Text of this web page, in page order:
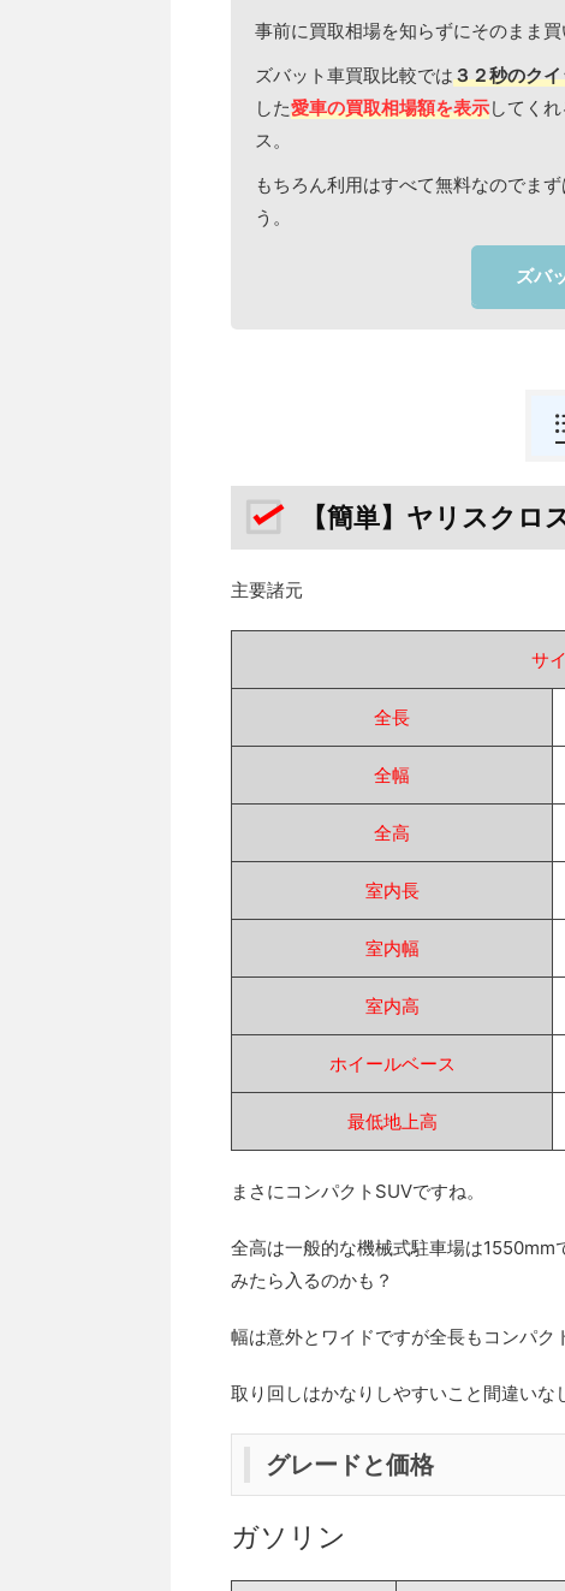
事前に買取相場を知らずにそのまま
ズバット車買取比較では３２秒のク
した愛車の買取相場額を表示してく
ス。
もちろん利用はすべて無料なのでま
う。
ズバ
【簡単】ヤリスクロ
主要諸元
サ
全長
全幅
全高
室内長
室内幅
室内高
ホイールベース
最低地上高
まさにコンパクトSUVですね。
全高は一般的な機械式駐車場は1550mm
みたら入るのかも？
幅は意外とワイドですが全長もコンパク
取り回しはかなりしやすいこと間違いな
グレードと価格
ガソリン